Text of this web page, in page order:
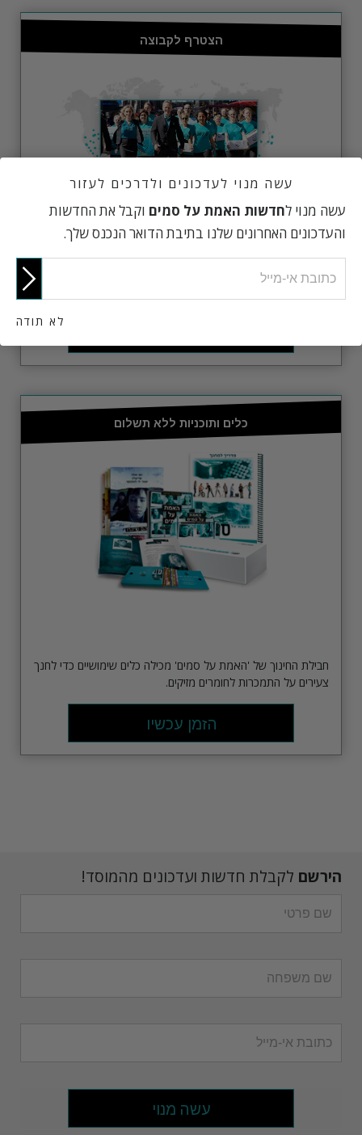
הצטרף לקבוצה
יש סניפים של 'עולם נקי מסמים' בכל רחבי העולם. כדי
להצטרף לסניף מקומי או להקים סניף משלך, צור איתנו
כלים ותוכניות ללא תשלום
חבילת החינוך של 'האמת על סמים' מכילה כלים שימושיים כדי לחנך
צעירים על התמכרות לחומרים מזיקים.
הזמן עכשיו
הירשם לקבלת חדשות ועדכונים מהמוסד!
עשה מנוי
עשה מנוי לעדכונים ולדרכים לעזור
עשה מנוי לחדשות האמת על סמים וקבל את החדשות
והעדכונים האחרונים שלנו בתיבת הדואר הנכנס שלך.
לא תודה